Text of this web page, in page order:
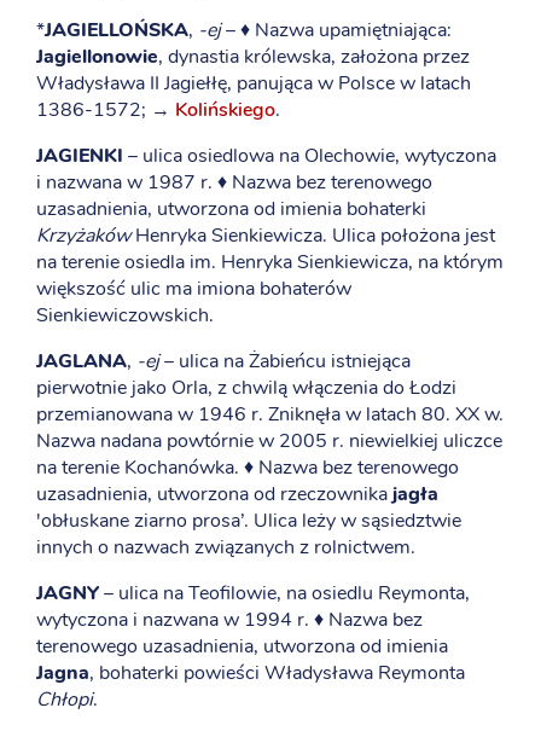
*JAGIELLOŃSKA, -ej– ♦ Nazwa upamiętniająca:
Jagiellonowie, dynastia królewska, założona przez
Władysława II Jagiełłę, panująca w Polsce w latach
1386-1572; → Kolińskiego.
JAGIENKI – ulica osiedlowa na Olechowie, wytyczona
i nazwana w 1987 r. ♦ Nazwa bez terenowego
uzasadnienia, utworzona od imienia bohaterki
KrzyżakówHenryka Sienkiewicza. Ulica położona jest
na terenie osiedla im. Henryka Sienkiewicza, na którym
większość ulic ma imiona bohaterów
Sienkiewiczowskich.
JAGLANA, -ej– ulica na Żabieńcu istniejąca
pierwotnie jako Orla, z chwilą włączenia do Łodzi
przemianowana w 1946 r. Zniknęła w latach 80. XX w.
Nazwa nadana powtórnie w 2005 r. niewielkiej uliczce
na terenie Kochanówka. ♦ Nazwa bez terenowego
uzasadnienia, utworzona od rzeczownikajagła
'obłuskane ziarno prosa’. Ulica leży w sąsiedztwie
innych o nazwach związanych z rolnictwem.
JAGNY– ulica na Teofilowie, na osiedlu Reymonta,
wytyczona i nazwana w 1994 r. ♦ Nazwa bez
terenowego uzasadnienia, utworzona od imienia
Jagna, bohaterki powieści Władysława Reymonta
Chłopi.